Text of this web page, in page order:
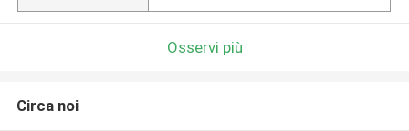
Osservi più
Circa noi